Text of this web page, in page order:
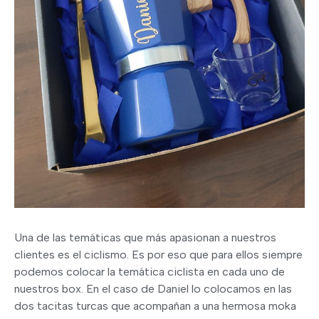
Una de las temáticas que más apasionan a nuestros
clientes es el ciclismo. Es por eso que para ellos siempre
podemos colocar la temática ciclista en cada uno de
nuestros box. En el caso de Daniel lo colocamos en las
dos tacitas turcas que acompañan a una hermosa moka